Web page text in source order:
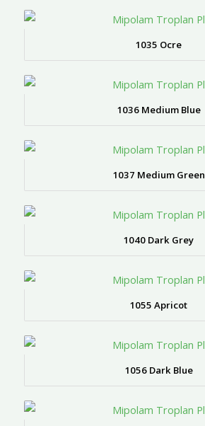
1035 Ocre
1036 Medium Blue
1037 Medium Green
1040 Dark Grey
1055 Apricot
1056 Dark Blue